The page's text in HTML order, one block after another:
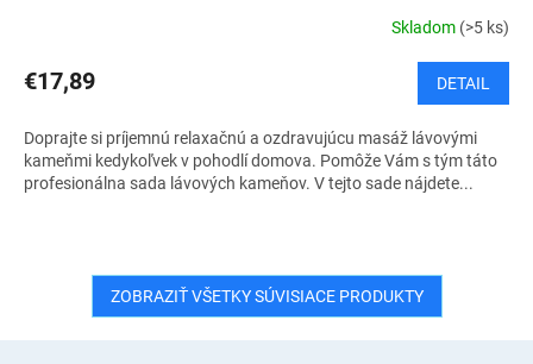
Skladom (>5 ks)
€17,89 DETAIL
Doprajte si príjemnú relaxačnú a ozdravujúcu masáž lávovými
kameňmi kedykoľvek v pohodlí domova. Pomôže Vám s tým táto
profesionálna sada lávových kameňov. V tejto sade nájdete...
ZOBRAZIŤ VŠETKY SÚVISIACE PRODUKTY